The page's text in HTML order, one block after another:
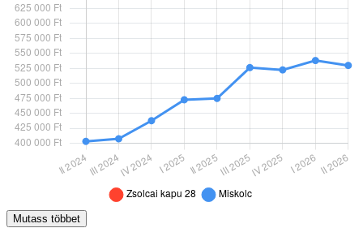
Mutass többet